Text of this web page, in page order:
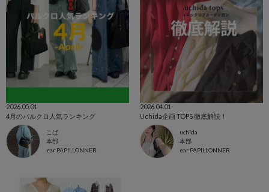
2026.05.01
4月のパルクロ人気ランキング
こば
本部
ear PAPILLONNER
2026.04.01
Uchida企画 TOPS 徹底解説！
uchida
本部
ear PAPILLONNER